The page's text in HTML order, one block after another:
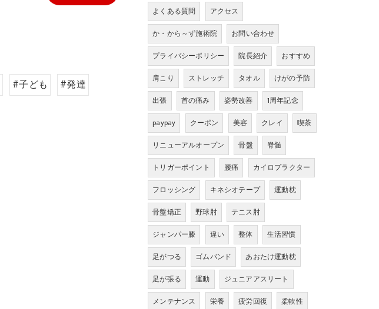
#子ども #発達
よくある質問
アクセス
か・から～ず施術院
お問い合わせ
プライバシーポリシー
院長紹介
おすすめ
肩こり
ストレッチ タオル
けがの予防
出張
首の痛み 姿勢改善
1周年記念
paypay
クーポン 美容 クレイ
喫茶
リニューアルオープン
骨盤
脊髄
トリガーポイント
腰痛
カイロプラクター
フロッシング
キネシオテープ
運動枕
骨盤矯正
野球肘
テニス肘
ジャンパー膝
違い 整体
生活習慣
足がつる
ゴムバンド
あおたけ運動枕
足が張る
運動
ジュニアアスリート
メンテナンス
栄養 疲労回復
柔軟性